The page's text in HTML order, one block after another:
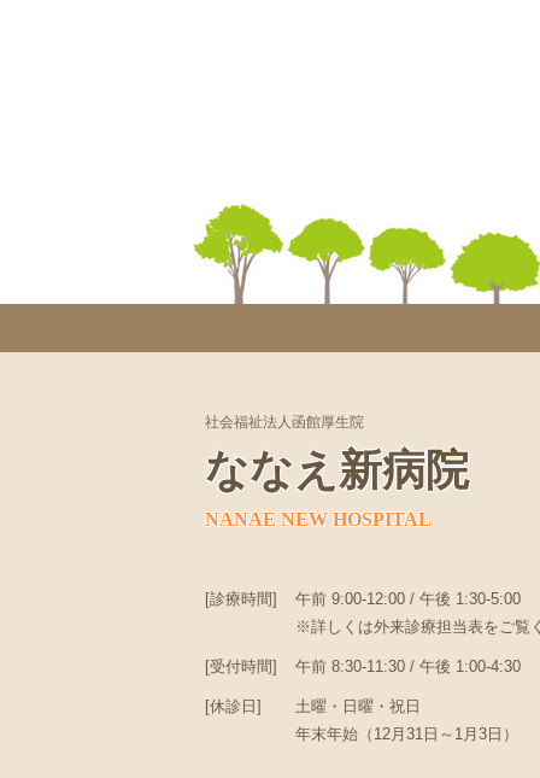
社会福祉法人函館厚生院
ななえ新病院
NANAE NEW HOSPITAL
[診療時間]
午前 9:00-12:00 / 午後 1:30-5:00
※詳しくは外来診療担当表をご覧
[受付時間] 午前 8:30-11:30 / 午後 1:00-4:30
[休診日]
土曜・日曜・祝日
年末年始（12月31日～1月3日）